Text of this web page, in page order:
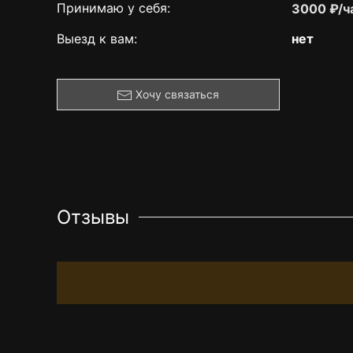
Принимаю у себя:
3000 ₽/
Выезд к вам:
нет
Хочу связаться
Отзывы